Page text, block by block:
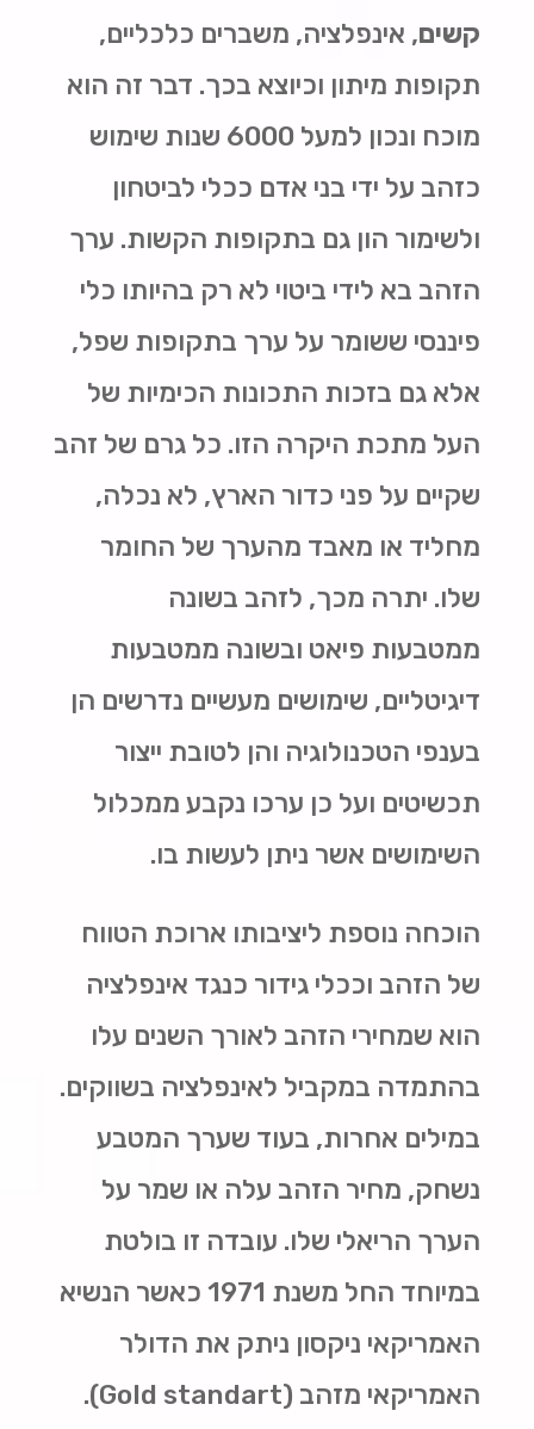
קשים, אינפלציה, משברים כלכליים,
תקופות מיתון וכיוצא בכך. דבר זה הוא
מוכח ונכון למעל 6000 שנות שימוש
כזהב על ידי בני אדם ככלי לביטחון
ולשימור הון גם בתקופות הקשות. ערך
הזהב בא לידי ביטוי לא רק בהיותו כלי
פיננסי ששומר על ערך בתקופות שפל,
אלא גם בזכות התכונות הכימיות של
העל מתכת היקרה הזו. כל גרם של זהב
שקיים על פני כדור הארץ, לא נכלה,
מחליד או מאבד מהערך של החומר
שלו. יתרה מכך, לזהב בשונה
ממטבעות פיאט ובשונה ממטבעות
דיגיטליים, שימושים מעשיים נדרשים הן
בענפי הטכנולוגיה והן לטובת ייצור
תכשיטים ועל כן ערכו נקבע ממכלול
השימושים אשר ניתן לעשות בו.
הוכחה נוספת ליציבותו ארוכת הטווח
של הזהב וככלי גידור כנגד אינפלציה
הוא שמחירי הזהב לאורך השנים עלו
בהתמדה במקביל לאינפלציה בשווקים.
במילים אחרות, בעוד שערך המטבע
נשחק, מחיר הזהב עלה או שמר על
הערך הריאלי שלו. עובדה זו בולטת
במיוחד החל משנת 1971 כאשר הנשיא
האמריקאי ניקסון ניתק את הדולר
האמריקאי מזהב (Gold standart
).